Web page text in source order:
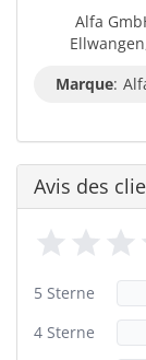
Alfa
Marque:
Avis des
5 Sterne
4 Sterne